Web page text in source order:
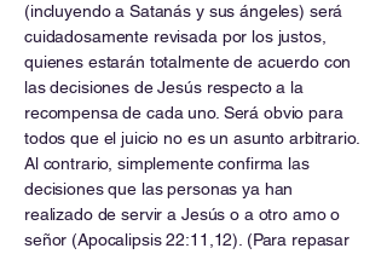
(incluyendo a Satanás y sus ángeles) será
cuidadosamente revisada por los justos,
quienes estarán totalmente de acuerdo con
las decisiones de Jesús respecto a la
recompensa de cada uno. Será obvio para
todos que el juicio no es un asunto arbitrario.
Al contrario, simplemente confirma las
decisiones que las personas ya han
realizado de servir a Jesús o a otro amo o
señor (Apocalipsis 22:11,12). (Para repasar